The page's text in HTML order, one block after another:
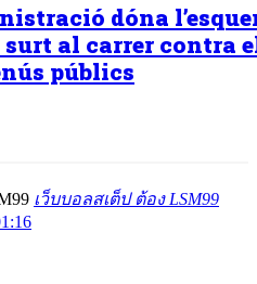
dóna
surt al carrer contra
públics
เว็บบอลสเต็ป ต้อง LSM99